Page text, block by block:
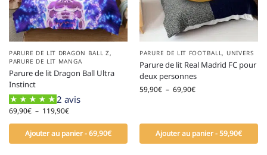
PARURE DE LIT DRAGON BALL Z,
PARURE DE LIT MANGA
Parure de lit Dragon Ball Ultra
Instinct
2 avis
69,90€ – 119,90€
Ajouter au panier - 69,90€
PARURE DE LIT FOOTBALL, UNIVERS
Parure de lit Real Madrid FC pour
deux personnes
59,90€ – 69,90€
Ajouter au panier - 59,90€